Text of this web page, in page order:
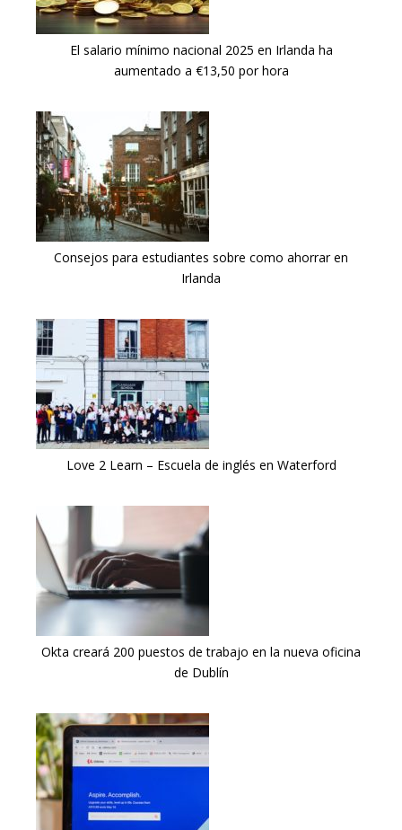
El salario mínimo nacional 2025 en Irlanda ha
aumentado a €13,50 por hora
Consejos para estudiantes sobre como ahorrar en
Irlanda
Love 2 Learn – Escuela de inglés en Waterford
Okta creará 200 puestos de trabajo en la nueva oficina
de Dublín